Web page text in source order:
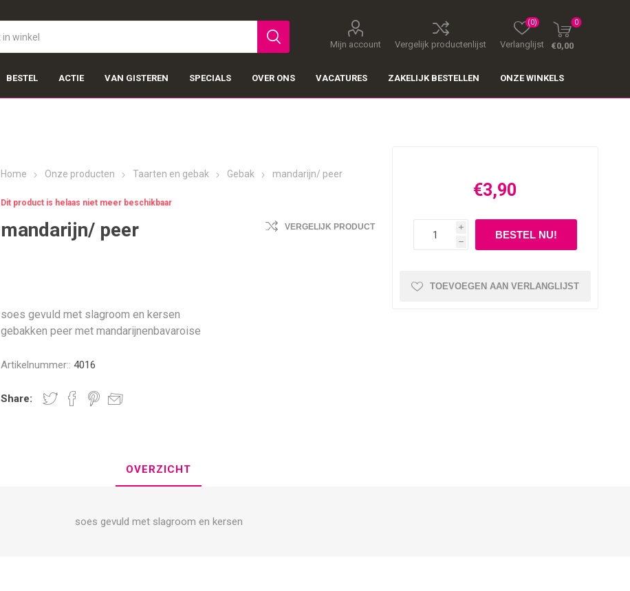
Mijn account Vergelijk productenlijst Verlanglijst
(0) 0
€0,00
BESTEL ACTIE VAN GISTEREN SPECIALS OVER ONS VACATURES ZAKELIJK BESTELLEN ONZE WINKELS
Home Onze producten Taarten en gebak Gebak mandarijn/ peer
Dit product is helaas niet meer beschikbaar
mandarijn/ peer VERGELIJK PRODUCT
soes gevuld met slagroom en kersen
gebakken peer met mandarijnenbavaroise
Artikelnummer:: 4016
Share:
€3,90
i
h
TOEVOEGEN AAN VERLANGLIJST
OVERZICHT
soes gevuld met slagroom en kersen